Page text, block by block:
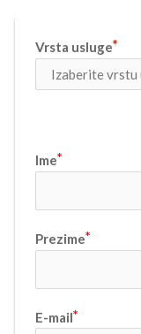
Vrsta usluge
Ime
Prezime
E-mail